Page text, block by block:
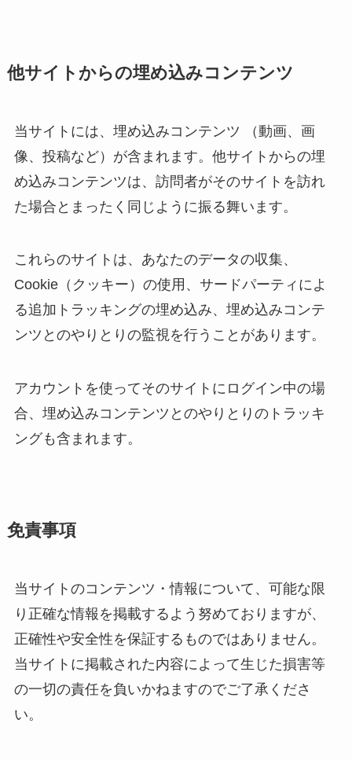
他サイトからの埋め込みコンテンツ
当サイトには、埋め込みコンテンツ （動画、画
像、投稿など）が含まれます。他サイトからの埋
め込みコンテンツは、訪問者がそのサイトを訪れ
た場合とまったく同じように振る舞います。
これらのサイトは、あなたのデータの収集、
Cookie（クッキー）の使用、サードパーティによ
る追加トラッキングの埋め込み、埋め込みコンテ
ンツとのやりとりの監視を行うことがあります。
アカウントを使ってそのサイトにログイン中の場
合、埋め込みコンテンツとのやりとりのトラッキ
ングも含まれます。
免責事項
当サイトのコンテンツ・情報について、可能な限
り正確な情報を掲載するよう努めておりますが、
正確性や安全性を保証するものではありません。
当サイトに掲載された内容によって生じた損害等
の一切の責任を負いかねますのでご了承くださ
い。